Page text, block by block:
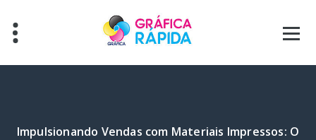
para
Impulsionando Vendas com Materiais Impressos: O